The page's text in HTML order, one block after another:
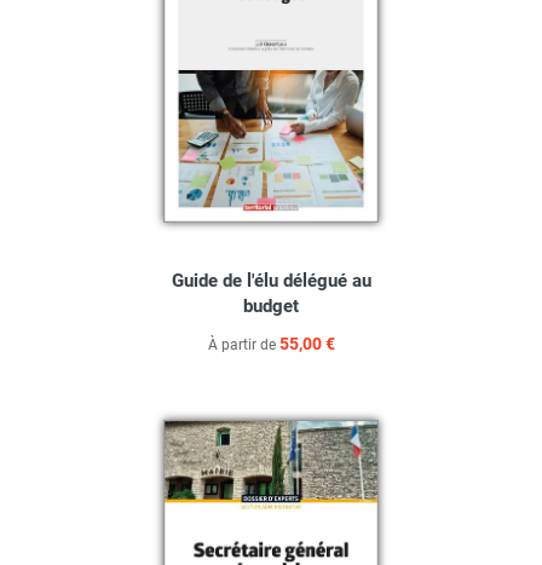
Guide de l'élu délégué au
budget
À partir de 55,00 €